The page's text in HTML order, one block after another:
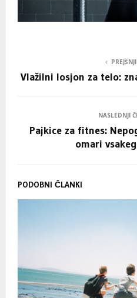
Vlažilni losjon za telo:
NASLEDNJI
Pajkice za fitnes:
omari
PODOBNI ČLANKI